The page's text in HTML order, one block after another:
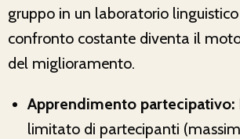
gruppo in un laboratorio
confronto costante diventa il
del miglioramento.
Apprendimento partecipativo:
limitato di partecipanti